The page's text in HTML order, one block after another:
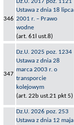
346
Ustawa z dnia 18 lipca
2001 r. – Prawo
wodne
(art. 61l ust.8)
347
Dz.U. 2025 poz. 1234
Ustawa z dnia 28
marca 2003 r. o
transporcie
kolejowym
(art. 22b ust.21 pkt 5)
Dz.U. 2026 poz. 253
Ustawa z dnia 12 maja